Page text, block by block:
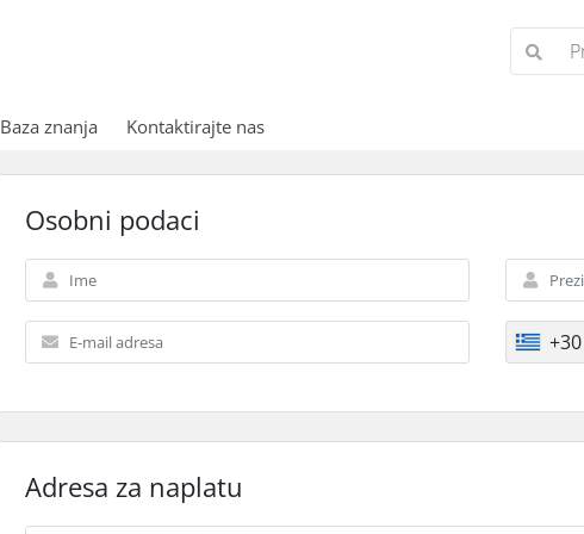
Baza znanja Kontaktirajte nas
Osobni podaci
+30
Adresa za naplatu